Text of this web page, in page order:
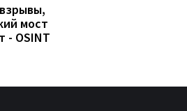
мост
- OSINT